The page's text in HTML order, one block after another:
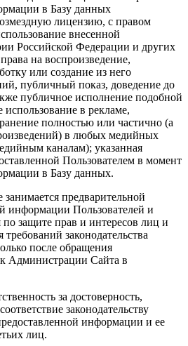
в Базу данных
лицензию, с правом
внесенной
Российской Федерации и других
на воспроизведение,
или создание из него
публичный показ, доведение до
публичное исполнение подобной
в рекламе,
полностью или частично (а
в любых медийных
каналам); указанная
Пользователем в момент
в Базу данных.
предварительной
информации Пользователей и
защите прав и интересов лиц и
законодательства
после обращения
Администрации Сайта в
за достоверность,
законодательству
информации и ее
лиц.